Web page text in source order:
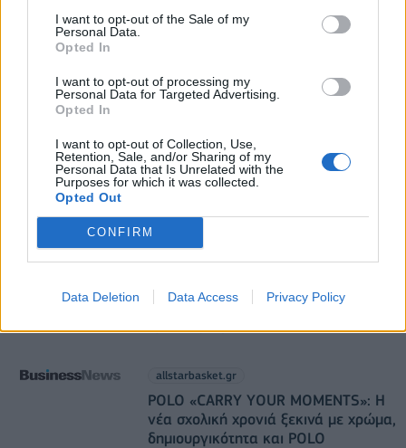
I want to opt-out of the Sale of my
Personal Data.
Opted In
I want to opt-out of processing my
Personal Data for Targeted Advertising.
Opted In
I want to opt-out of Collection, Use,
Retention, Sale, and/or Sharing of my
Personal Data that Is Unrelated with the
Purposes for which it was collected.
Opted Out
CONFIRM
Data Deletion Data Access Privacy Policy
εξάμηνο – Στα 734 εκατ. ευρώ τα EBITDA
06/08/2026 - 08:05
DIRECTION BUSINESS NETWORK
allstarbasket.gr
Εθνική Σερβίας: Με Μιλουτίνοβ και
Γιόκιτς στα «παράθυρα» του
Αυγούστου
06/08/2026 - 13:40
allstarbasket.gr
POLO «CARRY YOUR MOMENTS»: Η
νέα σχολική χρονιά ξεκινά με χρώμα,
δημιουργικότητα και POLO